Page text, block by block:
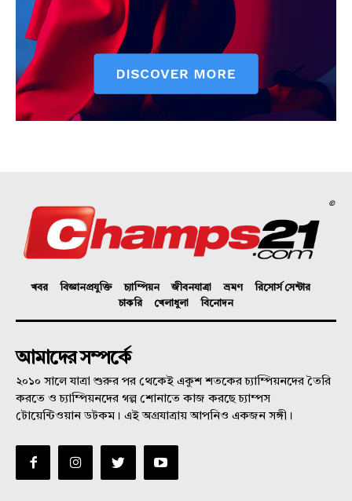
©
খবর বিজ্ঞানপ্রযুক্তি চ্যাম্পিয়ন জীবনযাত্রা ভ্রমণ
রিসোর্স সেন্টার
চাকরি
খেলাধুলা বিনোদন
আমাদের সম্পর্কে
২০১০ সালে যাত্রা শুরুর পর থেকেই একুশ শতকের চ্যাম্পিয়নদের তৈরি
করতে ও চ্যাম্পিয়নদের গল্প শোনাতে কাজ করছে চ্যাম্পস
টোয়েন্টিওয়ান ডটকম। এই অগ্রযাত্রায় আপনিও একজন সঙ্গী।